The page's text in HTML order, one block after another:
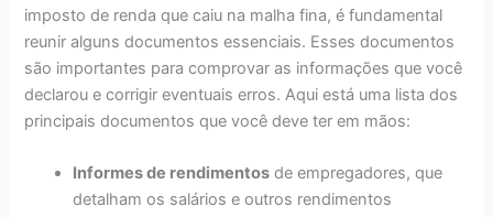
imposto de renda que caiu na malha fina, é fundamental
reunir alguns documentos essenciais. Esses documentos
são importantes para comprovar as informações que você
declarou e corrigir eventuais erros. Aqui está uma lista dos
principais documentos que você deve ter em mãos:
Informes de rendimentos de empregadores, que
detalham os salários e outros rendimentos